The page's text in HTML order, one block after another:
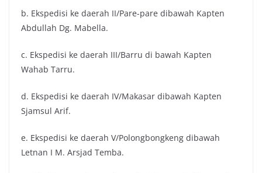
b. Ekspedisi ke daerah II/Pare-pare dibawah Kapten
Abdullah Dg. Mabella.
c. Ekspedisi ke daerah III/Barru di bawah Kapten
Wahab Tarru.
d. Ekspedisi ke daerah IV/Makasar dibawah Kapten
Sjamsul Arif.
e. Ekspedisi ke daerah V/Polongbongkeng dibawah
Letnan I M. Arsjad Temba.